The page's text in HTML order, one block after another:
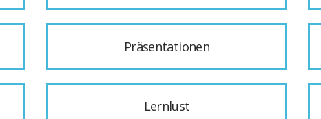
Präsentationen
Lernlust